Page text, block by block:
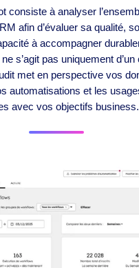
consiste à analyser
afin d’évaluer sa qualité,
à accompagner
s’agit pas uniquement d’un
met en perspective vos
automatisations et les
avec vos objectifs business.